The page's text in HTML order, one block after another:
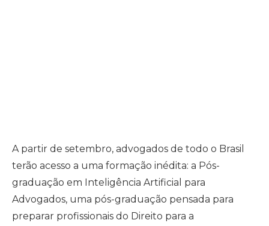
A partir de setembro, advogados de todo o Brasil
terão acesso a uma formação inédita: a Pós-
graduação em Inteligência Artificial para
Advogados, uma pós-graduação pensada para
preparar profissionais do Direito para a